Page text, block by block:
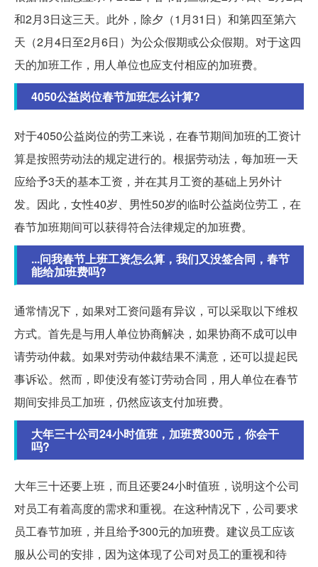
和2月3日这三天。此外，除夕（1月31日）和第四至第六
天（2月4日至2月6日）为公众假期或公众假期。对于这四
天的加班工作，用人单位也应支付相应的加班费。
4050公益岗位春节加班怎么计算?
对于4050公益岗位的劳工来说，在春节期间加班的工资计
算是按照劳动法的规定进行的。根据劳动法，每加班一天
应给予3天的基本工资，并在其月工资的基础上另外计
发。因此，女性40岁、男性50岁的临时公益岗位劳工，在
春节加班期间可以获得符合法律规定的加班费。
...问我春节上班工资怎么算，我们又没签合同，春节
能给加班费吗?
通常情况下，如果对工资问题有异议，可以采取以下维权
方式。首先是与用人单位协商解决，如果协商不成可以申
请劳动仲裁。如果对劳动仲裁结果不满意，还可以提起民
事诉讼。然而，即使没有签订劳动合同，用人单位在春节
期间安排员工加班，仍然应该支付加班费。
大年三十公司24小时值班，加班费300元，你会干
吗?
大年三十还要上班，而且还要24小时值班，说明这个公司
对员工有着高度的需求和重视。在这种情况下，公司要求
员工春节加班，并且给予300元的加班费。建议员工应该
服从公司的安排，因为这体现了公司对员工的重视和待